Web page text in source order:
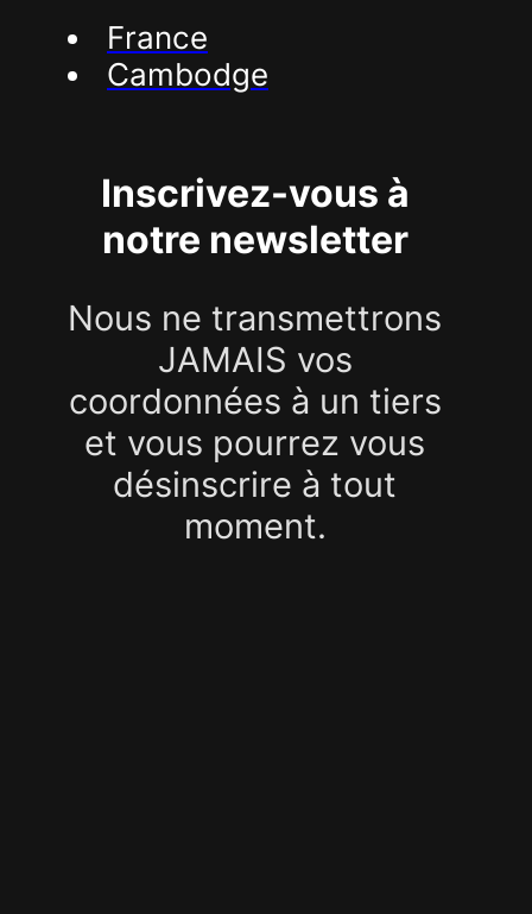
France
Cambodge
Inscrivez-vous à
notre newsletter
Nous ne transmettrons
JAMAIS vos
coordonnées à un tiers
et vous pourrez vous
désinscrire à tout
moment.